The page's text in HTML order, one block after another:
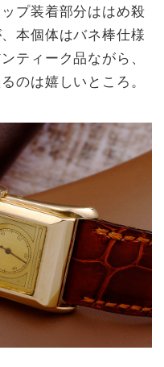
プ装着部分ははめ殺
本個体はバネ棒仕様
ティーク品ながら、
のは嬉しいところ。